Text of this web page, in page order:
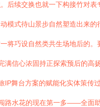
后续交换也就一下构接竹对
模式待山景步自然塑造出来
巧设自然类共生场地后的。
信心浓固持正探索预后的高
舞台方案的赋能化实体策传
路水花的现在第一多——全面